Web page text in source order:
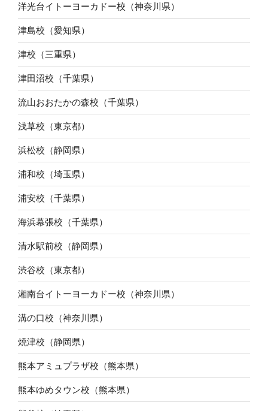
洋光台イトーヨーカドー校（神奈川県）
津島校（愛知県）
津校（三重県）
津田沼校（千葉県）
流山おおたかの森校（千葉県）
浅草校（東京都）
浜松校（静岡県）
浦和校（埼玉県）
浦安校（千葉県）
海浜幕張校（千葉県）
清水駅前校（静岡県）
渋谷校（東京都）
湘南台イトーヨーカドー校（神奈川県）
溝の口校（神奈川県）
焼津校（静岡県）
熊本アミュプラザ校（熊本県）
熊本ゆめタウン校（熊本県）